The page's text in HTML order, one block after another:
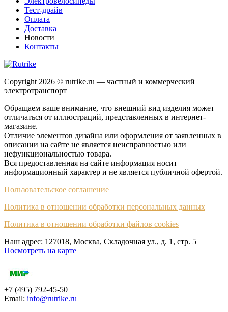
Тест-драйв
Оплата
Доставка
Новости
Контакты
Copyright 2026 © rutrike.ru — частный и коммерческий
электротранспорт
Обращаем ваше внимание, что внешний вид изделия может
отличаться от иллюстраций, представленных в интернет-
магазине.
Отличие элементов дизайна или оформления от заявленных в
описании на сайте не является неисправностью или
нефункциональностью товара.
Вся предоставленная на сайте информация носит
информационный характер и не является публичной офертой.
Пользовательское соглашение
Политика в отношении обработки персональных данных
Политика в отношении обработки файлов cookies
Наш адрес: 127018, Москва, Складочная ул., д. 1, cтр. 5
Посмотреть на карте
+7 (495) 792-45-50
Email: info@rutrike.ru